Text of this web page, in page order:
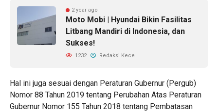
2 year ago
Moto Mobi | Hyundai Bikin Fasilitas
Litbang Mandiri di Indonesia, dan
Sukses!
1232 Redaksi Kece
Hal ini juga sesuai dengan Peraturan Gubernur (Pergub)
Nomor 88 Tahun 2019 tentang Perubahan Atas Peraturan
Gubernur Nomor 155 Tahun 2018 tentang Pembatasan